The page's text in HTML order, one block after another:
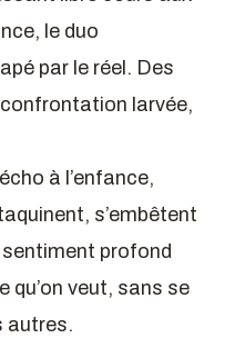
le duo
par le réel. Des
larvée,
à l’enfance,
s’embêtent
profond
qu’on veut, sans se
autres.